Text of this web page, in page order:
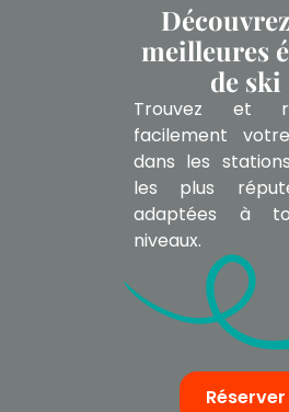
meilleures
de ski
Trouvez et
facilement
dans les
les plus
adaptées à
niveaux.
Réserver